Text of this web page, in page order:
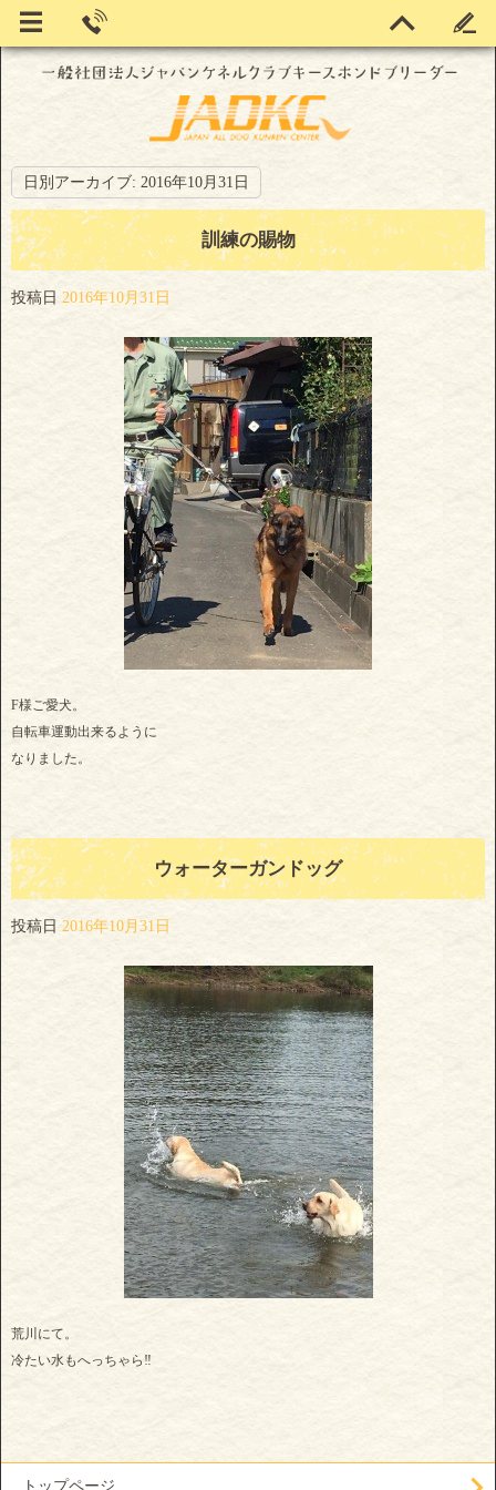
日別アーカイブ: 2016年10月31日
訓練の賜物
投稿日 2016年10月31日
F様ご愛犬。
自転車運動出来るように
なりました。
ウォーターガンドッグ
投稿日 2016年10月31日
荒川にて。
冷たい水もへっちゃら‼️
トップページ